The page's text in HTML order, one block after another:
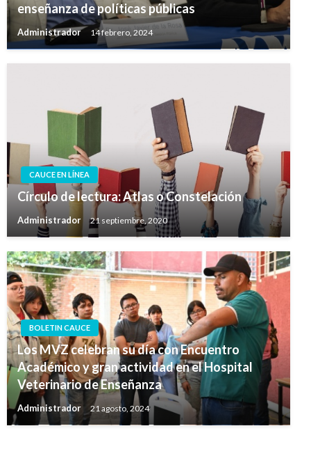
enseñanza de políticas públicas
Administrador 14 febrero, 2024
CAUCE EN LÍNEA
Círculo de lectura: Atlas o Constelación
Administrador 21 septiembre, 2020
BOLETIN CAUCE
Los MVZ celebran su día con Encuentro
Académico y gran actividad en el Hospital
Veterinario de Enseñanza
Administrador 21 agosto, 2024